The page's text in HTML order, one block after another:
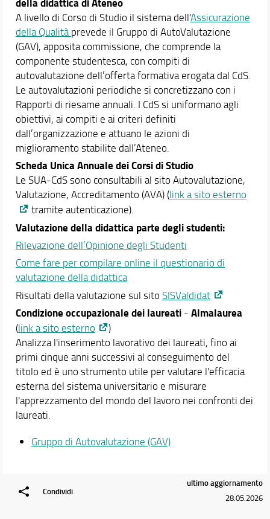
Assicurazione Qualità
Segnalazioni e Reclami
Didattica
Orario e calendari
Docenti
A livello di Corso di Studio il sistema dell'Assicurazione
della Qualitàprevede il Gruppo di AutoValutazione
(GAV), apposita commissione, che comprende la
componente studentesca, con compiti di
autovalutazione dell’offerta formativa erogata dal CdS.
Le autovalutazioni periodiche si concretizzano con i
Rapporti di riesame annuali. I CdS si uniformano agli
obiettivi, ai compiti e ai criteri definiti
dall’organizzazione e attuano le azioni di
miglioramento stabilite dall’Ateneo.
Scheda Unica Annuale dei Corsi di Studio
Le SUA-CdS sono consultabili al sito Autovalutazione,
Valutazione, Accreditamento (AVA) (link a sito esterno
tramite autenticazione).
Valutazione della didattica parte degli studenti:
Rilevazione dell’Opinione degli Studenti
Come fare per compilare online il questionario di
valutazione della didattica
Risultati della valutazione sul sito SISValdidat
Condizione occupazionale dei laureati- Almalaurea
(link a sito esterno
)
Analizza l'inserimento lavorativo dei laureati, fino ai
primi cinque anni successivi al conseguimento del
titolo ed è uno strumento utile per valutare l'efficacia
esterna del sistema universitario e misurare
l'apprezzamento del mondo del lavoro nei confronti dei
laureati.
Gruppo di Autovalutazione (GAV)
Condividi
ultimo aggiornamento
28.05.2026